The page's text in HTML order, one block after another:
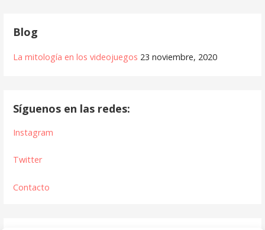
Blog
La mitología en los videojuegos 23 noviembre, 2020
Síguenos en las redes:
Instagram
Twitter
Contacto